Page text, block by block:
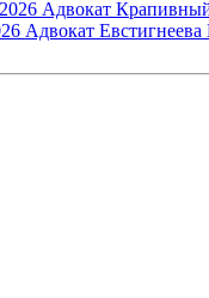
Адвокат
Адвокат